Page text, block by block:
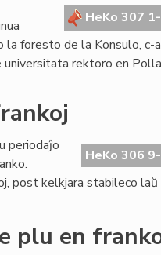
HeKo 307
la foresto de la Konsulo,
rektoro en
HeKo 306
periodaĵo
post kelkjara stabileco
plu en